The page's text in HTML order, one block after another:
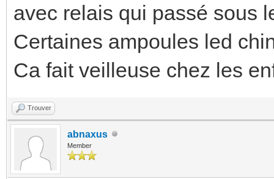
avec relais qui passé sous
Certaines ampoules led
Ca fait veilleuse chez les
Trouver
abnaxus
Member